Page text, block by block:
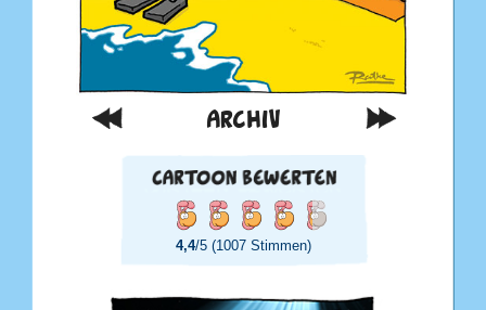
ARCHIV
4,4/5 (1007 Stimmen)